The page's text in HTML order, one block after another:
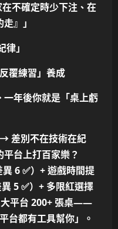
不確定時少下注、在
』」
」
覆練習」養成
年後你就是「桌上虧
→差別不在技術在紀
平台上打百家樂？
6 ✅）+ 遊戲時間提
5 ✅）+ 多限紅選擇
平台 200+ 張桌——
台都有工具幫你」
。